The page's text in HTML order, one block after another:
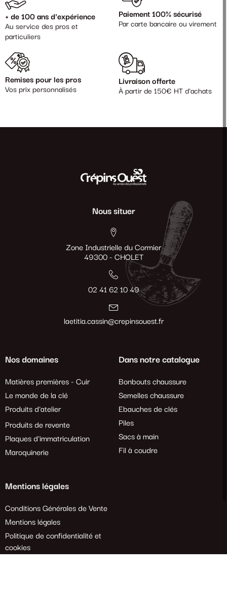
+ de 100 ans d'expérience
Au service des pros et
particuliers
Paiement 100% sécurisé
Par carte bancaire ou virement
Remises pour les pros
Vos prix personnalisés
Livraison offerte
À partir de 150€ HT d'achats
Nous situer
Zone Industrielle du Cormier
49300 - CHOLET
02 41 62 10 49
laetitia.cassin@crepinsouest.fr
Nos domaines
Matières premières - Cuir
Le monde de la clé
Produits d'atelier
Produits de revente
Plaques d'immatriculation
Maroquinerie
Dans notre catalogue
Bonbouts chaussure
Semelles chaussure
Ebauches de clés
Piles
Sacs à main
Fil à coudre
Mentions légales
Conditions Générales de Vente
Mentions légales
Politique de confidentialité et
cookies